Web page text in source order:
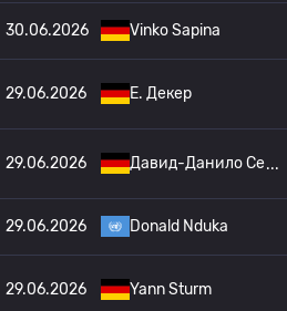
30.06.2026 Vinko Sapina
29.06.2026 E. Декер
29.06.2026 Давид-Данило Се
29.06.2026 Donald Nduka
29.06.2026 Yann Sturm